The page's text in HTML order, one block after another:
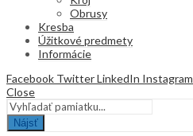
Obrusy
Kresba
Úžitkové predmety
Informácie
Facebook TwitterLinkedIn Instagram
Close
Nájsť